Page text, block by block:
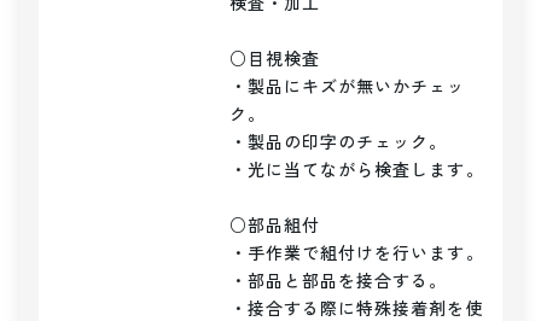
○目視検査
・製品にキズが無いかチェッ
ク。
・製品の印字のチェック。
・光に当てながら検査します。
○部品組付
・手作業で組付けを行います。
・部品と部品を接合する。
・接合する際に特殊接着剤を使